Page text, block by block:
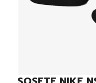
Skip